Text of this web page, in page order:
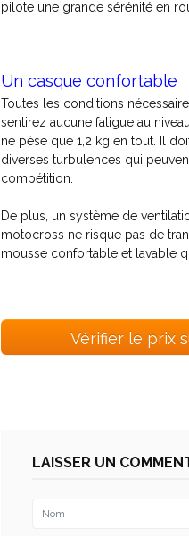
pilote une grande sérénité en
Un casque confortable
Toutes les conditions
sentirez aucune fatigue au
ne pèse que 1,2 kg en tout. Il
diverses turbulences qui
compétition.
De plus, un système de
motocross ne risque pas de
mousse confortable et lavable
Vérifier le prix
LAISSER UN